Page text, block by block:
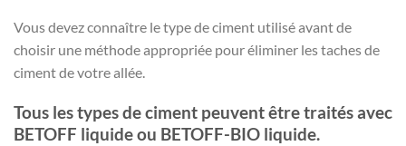
Vous devez connaître le type de ciment utilisé avant de
choisir une méthode appropriée pour éliminer les taches de
ciment de votre allée.
Tous les types de ciment peuvent être traités avec
BETOFF liquide ou BETOFF-BIO liquide.